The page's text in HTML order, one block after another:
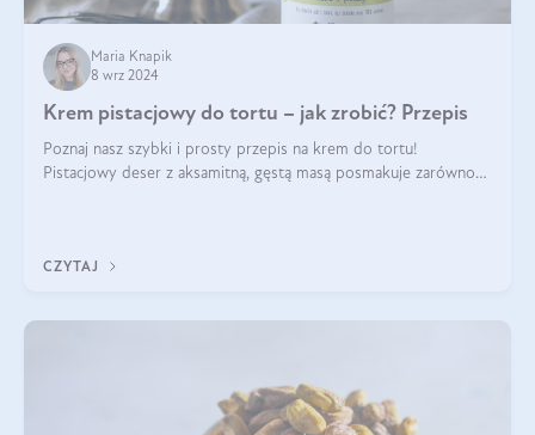
Maria Knapik
8 wrz 2024
Krem pistacjowy do tortu – jak zrobić? Przepis
Poznaj nasz szybki i prosty przepis na krem do tortu!
Pistacjowy deser z aksamitną, gęstą masą posmakuje zarówno
CZYTAJ